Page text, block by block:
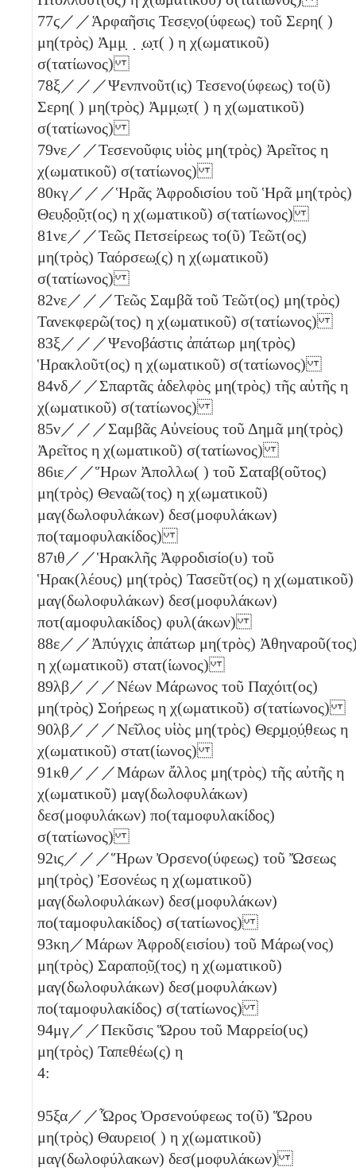
77ϛ／／Ἁρφαῆσις Τεσε̣ν̣ο(ύφεως) τοῦ Σερη( )
μη(τρὸς) Ἀμμ̣ ̣ ̣ω̣τ( ) η χ(ωματικοῦ)
σ(τατίωνος)
78ξ ／／／Ψενπνοῦτ(ις) Τεσενο(ύφεως) το(ῦ)
Σερη( ) μη(τρὸς) Ἀμμ̣ω̣τ( ) η χ(ωματικοῦ)
σ(τατίωνος)
79νε／／Τεσενοῦφις υἱὸς μη(τρὸς) Ἀρεῖτος η
χ(ωματικοῦ) σ(τατίωνος)
80κγ／／／Ἡρᾶς Ἀφροδισίου τοῦ Ἡρᾶ μη(τρὸς)
Θευ̣δ̣ο̣ῦ̣τ(ος) η χ(ωματικοῦ) σ(τατίωνος)
81νε／／Τεῶς Πετσείρεως το(ῦ) Τεῶτ(ος)
μη(τρὸς) Ταόρσεω̣(ς) η χ(ωματικοῦ)
σ(τατίωνος)
82νε／／／Τεῶς Σαμβᾶ τοῦ Τεῶτ(ος) μη(τρὸς)
Τανεκφερῶ(τος) η χ(ωματικοῦ) σ(τατίωνος)
83ξ ／／／Ψενοβάστις ἀπάτωρ μη(τρὸς)
Ἡρακλοῦτ(ος) η χ(ωματικοῦ) σ(τατίωνος)
84νδ／／Σπαρτᾶς ἀδελφὸς μη(τρὸς) τῆς αὐτῆς η
χ(ωματικοῦ) σ(τατίωνος)
85ν／／／Σαμβᾶς Αὐνείους τοῦ Δημᾶ μη(τρὸς)
Ἀρεῖτος η χ(ωματικοῦ) σ(τατίωνος)
86ιε／／Ἥρων Ἀπολλω( ) τοῦ Σαταβ(οῦτος)
μη(τρὸς) Θεναῶ(τος) η χ(ωματικοῦ)
μαγ(δωλοφυλάκων) δεσ(μοφυλάκων)
πο(ταμοφυλακίδος)
87ιθ ／／Ἡρακλῆς Ἀφροδισίο(υ) τοῦ
Ἡρακ(λέους) μη(τρὸς) Τασεῦτ(ος) η χ(ωματικοῦ)
μαγ(δωλοφυλάκων) δεσ(μοφυλάκων)
ποτ(αμοφυλακίδος) φυλ(άκων)
88ε／／Ἀπύγχις ἀπάτωρ μη(τρὸς)
η χ(ωματικοῦ) στατ(ίωνος)
89λβ／／／Νέων Μάρωνος τοῦ Παχόιτ(ος)
μη(τρὸς) Σοήρεως η χ(ωματικοῦ) σ(τατίωνος)
90λβ／／／Νεῖλος υἱὸς μη(τρὸς) Θε̣ρ̣μ̣ο̣ύ̣θεως η
χ(ωματικοῦ) στατ(ίωνος)
91κθ ／／／Μάρων ἄλλος μη(τρὸς) τῆς αὐτῆς η
χ(ωματικοῦ) μαγ(δωλοφυλάκων)
δεσ(μοφυλάκων) πο(ταμοφυλακίδος)
σ(τατίωνος)
92ιϛ／／／Ἥρων Ὀρσενο(ύφεως) τοῦ Ὤσεως
μη(τρὸς) Ἐσονέως η χ(ωματικοῦ)
μαγ(δωλοφυλάκων) δεσ(μοφυλάκων)
πο(ταμοφυλακίδος) σ(τατίωνος)
93κη ／Μάρων Ἀφροδ(εισίου) τοῦ Μάρω(νος)
μη(τρὸς) Σαραπο̣ῦ̣(τος) η χ(ωματικοῦ)
μαγ(δωλοφυλάκων) δεσ(μοφυλάκων)
πο(ταμοφυλακίδος) σ(τατίωνος)
94μγ／／Πεκῦσις Ὥρου τοῦ Μαρρείο(υς)
μη(τρὸς) Ταπεθέω(ς) η
4:
95ξα／／Ὧρος Ὀρσενούφεως το(ῦ) Ὥρου
μη(τρὸς) Θαυρειο( ) η χ(ωματικοῦ)
μαγ(δωλοφύλακων) δεσ(μοφυλάκων)